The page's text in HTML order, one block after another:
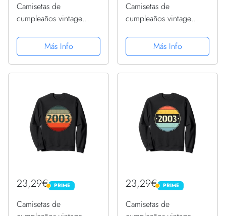
Camisetas de
cumpleaños vintage
divertidos cumpleaños
2003 Sudadera con
Capucha
Más Info
Camisetas de
cumpleaños vintage
divertidos cumpleaños
2003 Sudadera con
Capucha
Más Info
23,29€ PRIME
PRIME
Camisetas de
23,29€ PRIME
PRIME
Camisetas de